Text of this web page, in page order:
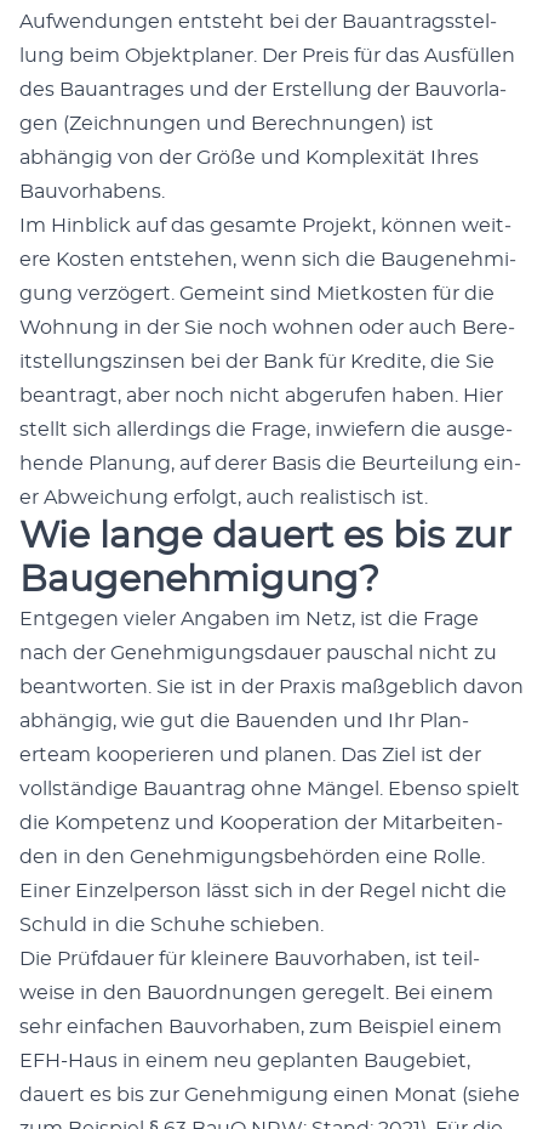
Aufwen­dun­gen entste­ht bei der Bauantragsstel­
lung beim Objek­t­plan­er. Der Preis für das Aus­füllen
des Bauantrages und der Erstel­lung der Bau­vor­la­
gen (Zeich­nun­gen und Berech­nun­gen) ist
abhängig von der Größe und Kom­plex­ität Ihres
Bau­vorhabens.
Im Hin­blick auf das gesamte Pro­jekt, kön­nen weit­
ere Kosten entste­hen, wenn sich die Bau­genehmi­
gung verzögert. Gemeint sind Mietkosten für die
Woh­nung in der Sie noch wohnen oder auch Bere­
it­stel­lungszin­sen bei der Bank für Kred­ite, die Sie
beantragt, aber noch nicht abgerufen haben. Hier
stellt sich allerd­ings die Frage, inwiefern die aus­ge­
hende Pla­nung, auf der­er Basis die Beurteilung ein­
er Abwe­ichung erfol­gt, auch real­is­tisch ist.
Wie lange dauert es bis zur
Baugenehmigung?
Ent­ge­gen viel­er Angaben im Netz, ist die Frage
nach der Genehmi­gungs­dauer pauschal nicht zu
beant­worten. Sie ist in der Prax­is maßge­blich davon
abhängig, wie gut die Bauen­den und Ihr Plan­
erteam kooperieren und pla­nen. Das Ziel ist der
voll­ständi­ge Bauantrag ohne Män­gel. Eben­so spielt
die Kom­pe­tenz und Koop­er­a­tion der Mitar­bei­t­en­
den in den Genehmi­gungs­be­hör­den eine Rolle.
Ein­er Einzelper­son lässt sich in der Regel nicht die
Schuld in die Schuhe schieben.
Die Prüf­dauer für kleinere Bau­vorhaben, ist teil­
weise in den Bauord­nun­gen geregelt. Bei einem
sehr ein­fachen Bau­vorhaben, zum Beispiel einem
EFH-Haus in einem neu geplanten Bauge­bi­et,
dauert es bis zur Genehmi­gung einen Monat (siehe